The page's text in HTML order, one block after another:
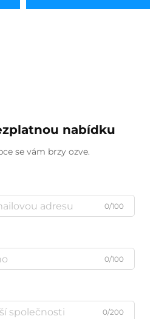
vysokým výkonem
nabídku
se vám brzy ozve.
0/100
0/100
0/200